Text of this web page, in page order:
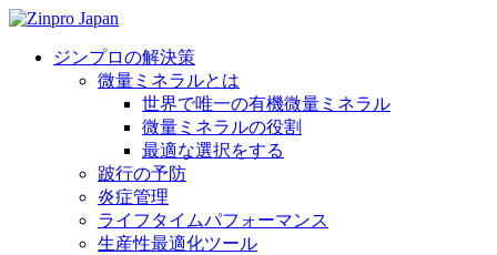
ジンプロの解決策
微量ミネラルとは
世界で唯一の有機微量ミネラル
微量ミネラルの役割
最適な選択をする
跛行の予防
炎症管理
ライフタイムパフォーマンス
生産性最適化ツール